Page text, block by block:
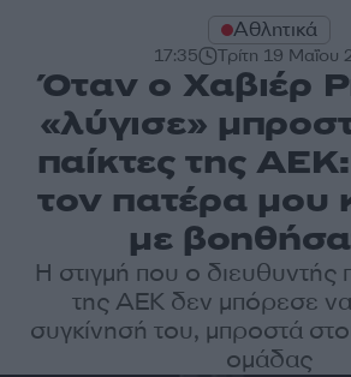
Αθλητικά
17:35 Τρίτη 19 Μαΐου
Όταν ο Χαβιέρ
«λύγισε»
παίκτες της
τον πατέρα μου
με
Η στιγμή που ο
της ΑΕΚ δεν μπόρεσε
συγκίνησή του, μπροστά
ομάδας